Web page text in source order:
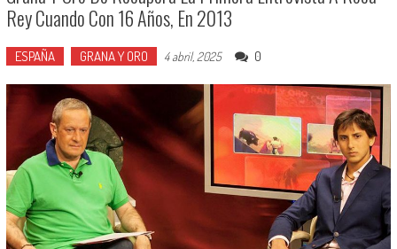
Rey Cuando Con 16 Años, En 2013
ESPAÑA GRANA Y ORO 4 abril, 2025 0